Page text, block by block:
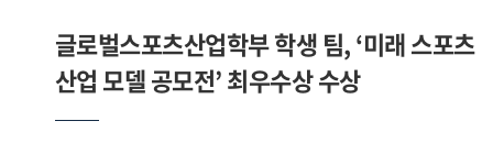
적용하며 글로벌 비즈니스 역량을 키울 수 있었다 며 팀원들과
긴밀하게 소통하고 협력하며 문제를 해결해 온 결과
최우수상이라는 뜻깊은 성과를 거둘 수 있어 더욱 의미 있는
글로벌스포츠산업학부 학생 팀, ‘미래 스포츠
산업 모델 공모전’ 최우수상 수상